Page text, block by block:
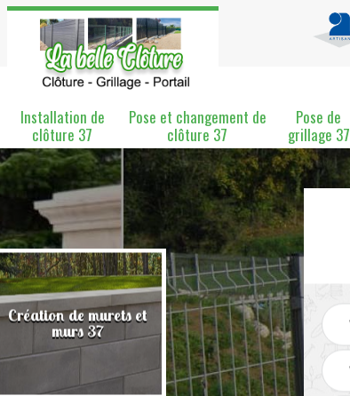
Installation de
clôture 37
Pose et changement de
clôture 37
Pose de
grillage 37
Création de murets et
murs 37
Installation de clôture
37